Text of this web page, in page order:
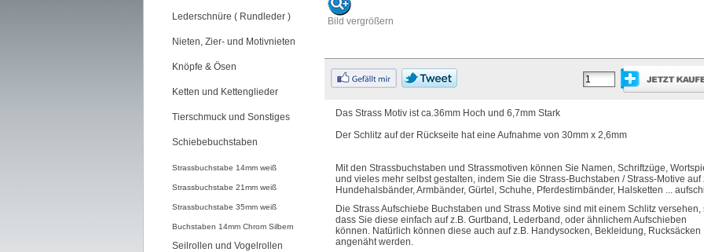
Lederschnüre ( Rundleder )
Nieten, Zier- und Motivnieten
Knöpfe & Ösen
Ketten und Kettenglieder
Tierschmuck und Sonstiges
Schiebebuchstaben
Strassbuchstabe 14mm weiß
Strassbuchstabe 21mm weiß
Strassbuchstabe 35mm weiß
Buchstaben 14mm Chrom Silbern
Seilrollen und Vogelrollen
Bild vergrößern
Das Strass Motiv ist ca.36mm Hoch und 6,7mm Stark
Der Schlitz auf der Rückseite hat eine Aufnahme von 30mm x 2,6mm
Mit den Strassbuchstaben und Strassmotiven können Sie Namen, Schriftzüge,
und vieles mehr selbst gestalten, indem Sie die Strass-Buchstaben / Strass-Motive auf
Hundehalsbänder, Armbänder, Gürtel, Schuhe, Pferdestirnbänder, Halsketten ...
Die Strass Aufschiebe Buchstaben und Strass Motive sind mit einem Schlitz versehen,
dass Sie diese einfach auf z.B. Gurtband, Lederband, oder ähnlichem Aufschieben
können. Natürlich können diese auch auf z.B. Handysocken, Bekleidung, Rucksäcken
angenäht werden.